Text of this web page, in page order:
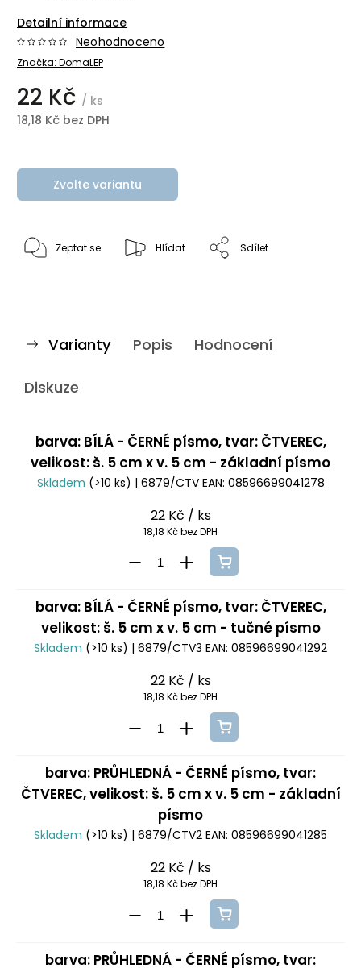
Detailní informace
Značka: DomaLEP
Neohodnoceno
22 Kč / ks
18,18 Kč bez DPH
Zvolte variantu
Zeptat se Hlídat Sdílet
Varianty Popis Hodnocení
Diskuze
barva: BÍLÁ - ČERNÉ písmo, tvar: ČTVEREC,
velikost: š. 5 cm x v. 5 cm - základní písmo
Skladem (>10 ks) | 6879/CTV EAN: 08596699041278
22 Kč / ks
18,18 Kč bez DPH
barva: BÍLÁ - ČERNÉ písmo, tvar: ČTVEREC,
velikost: š. 5 cm x v. 5 cm - tučné písmo
Skladem (>10 ks) | 6879/CTV3 EAN: 08596699041292
22 Kč / ks
18,18 Kč bez DPH
barva: PRŮHLEDNÁ - ČERNÉ písmo, tvar:
ČTVEREC, velikost: š. 5 cm x v. 5 cm - základní
písmo
Skladem (>10 ks) | 6879/CTV2 EAN: 08596699041285
22 Kč / ks
18,18 Kč bez DPH
barva: PRŮHLEDNÁ - ČERNÉ písmo, tvar: